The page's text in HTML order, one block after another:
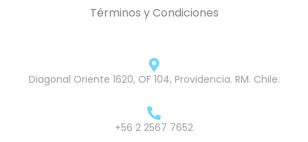
Términos y Condiciones
Diagonal Oriente 1620, OF 104, Providencia. RM. Chile.
+56 2 2567 7652